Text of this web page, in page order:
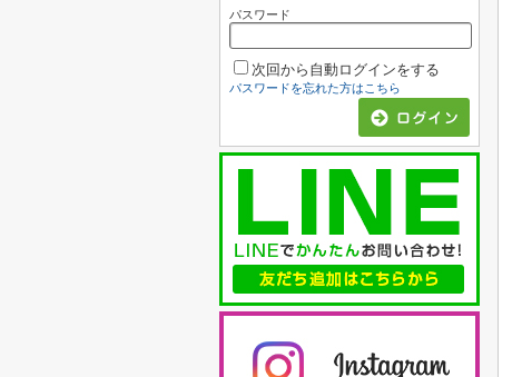
パスワード
次回から自動ログインをする
パスワードを忘れた方はこちら